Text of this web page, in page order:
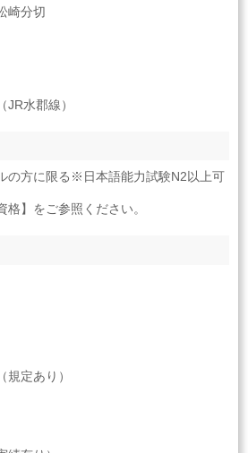
崎分切
JR水郡線）
の方に限る※日本語能力試験N2以上可
】をご参照ください。
定あり）